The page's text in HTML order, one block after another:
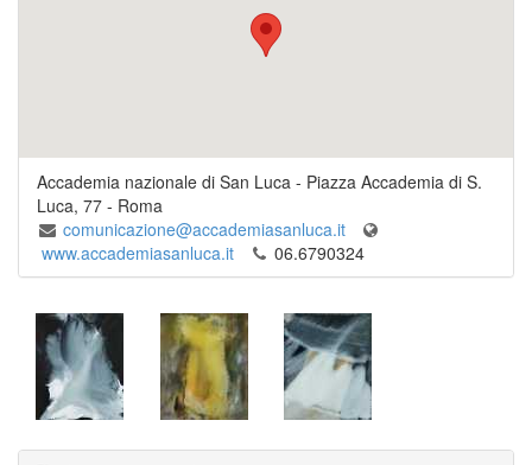
Accademia nazionale di San Luca - Piazza Accademia di S.
Luca, 77 - Roma
comunicazione@accademiasanluca.it
www.accademiasanluca.it
06.6790324